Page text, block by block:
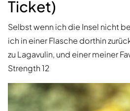
Ticket)
Selbst wenn ich die Insel nicht
ich in einer Flasche dorthin
zu Lagavulin, und einer meiner
Strength 12